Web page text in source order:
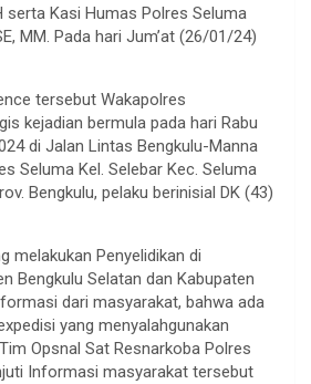
serta Kasi Humas Polres Seluma
MM. Pada hari Jum’at (26/01/24)
tersebut Wakapolres
kejadian bermula pada hari Rabu
di Jalan Lintas Bengkulu-Manna
Seluma Kel. Selebar Kec. Seluma
Bengkulu, pelaku berinisial DK (43)
melakukan Penyelidikan di
Bengkulu Selatan dan Kabupaten
dari masyarakat, bahwa ada
yang menyalahgunakan
Opsnal Sat Resnarkoba Polres
Informasi masyarakat tersebut